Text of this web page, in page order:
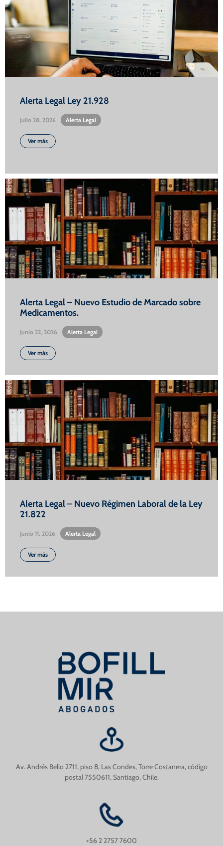
Alerta Legal Ley 21.928
Julio 28, 2026 Alerta Legal
Ver más
Alerta Legal – Nuevo Estudio de Marcado sobre
Medicamentos.
Junio 22, 2026 Alerta Legal
Ver más
Alerta Legal – Nuevo Régimen Laboral de la Ley
21.822
Junio 11, 2026 Alerta Legal
Ver más
Av. Andrés Bello 2711, piso 8, Las Condes, Torre Costanera, código
postal 7550611, Santiago, Chile.
+56 2 2757 7600